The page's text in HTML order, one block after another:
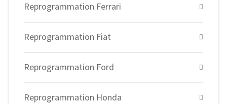
Reprogrammation Ferrari
Reprogrammation Fiat
Reprogrammation Ford
Reprogrammation Honda